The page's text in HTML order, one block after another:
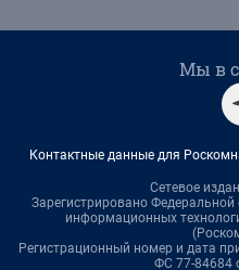
Мы в
Контактные данные для
Сетевое
Зарегистрировано
информационных
Регистрационный номер и дата
ФС 77-84684